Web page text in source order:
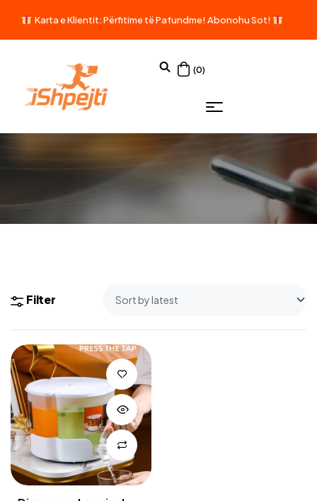
Karta e Klientit: Përfitime të Pafundme! Abonohu Sot!
(0)
Filter